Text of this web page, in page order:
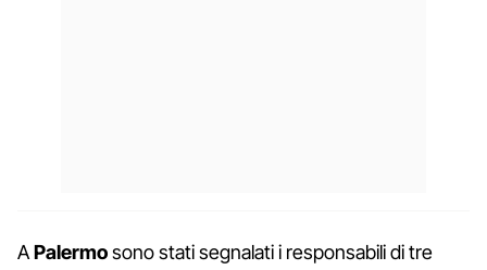
APalermosono stati segnalati i responsabili di tre